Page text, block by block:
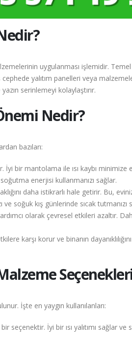
uygulanması işlemidir. Temel
cephede yalıtım panelleri veya
serinlemeyi kolaylaştırır.
Nedir?
bazıları:
İyi bir mantolama ile ısı kaybı
enerjisi kullanmanızı sağlar.
daha istikrarlı hale getirir. Bu,
soğuk kış günlerinde sıcak tutmanızı
olarak çevresel etkileri azaltır.
karşı korur ve binanın dayanıklılığını
İşte en yaygın kullanılanları:
seçenektir. İyi bir ısı yalıtımı sağlar ve